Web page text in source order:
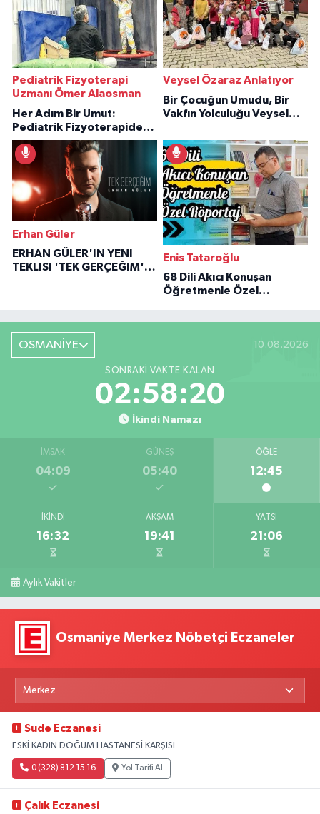
Pediatrik Fizyoterapi
Uzmanı Ömer Alaosman
Her Adım Bir Umut:
Pediatrik Fizyoterapiden
İlham Veren Hikâyeler
Veysel Özaraz Anlatıyor
Bir Çocuğun Umudu, Bir
Vakfın Yolculuğu Veysel
Erhan Güler
ERHAN GÜLER'IN YENI
TEKLISI 'TEK GERÇEĞIM'LE
Enis Tataroğlu
68 Dili Akıcı Konuşan
Öğretmenle Özel
OSMANİYE 10.08.2026
SONRAKI VAKTE KALAN
02:58:19
İkindi Namazı
İMSAK
04:09
GÜNEŞ
05:40
ÖĞLE
12:45
İKINDI
16:32
AKŞAM
19:41
YATSI
21:06
Aylık Vakitler
Osmaniye Merkez Nöbetçi Eczaneler
Sude Eczanesi
ESKİ KADIN DOĞUM HASTANESİ KARŞISI
0 (328) 812 15 16 Yol Tarifi Al
Çalık Eczanesi